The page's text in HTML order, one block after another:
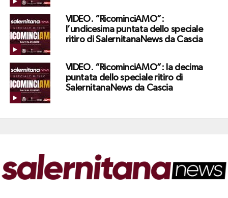
VIDEO. “RicominciAMO”:
l’undicesima puntata dello speciale
ritiro di SalernitanaNews da Cascia
VIDEO. “RicominciAMO”: la decima
puntata dello speciale ritiro di
SalernitanaNews da Cascia